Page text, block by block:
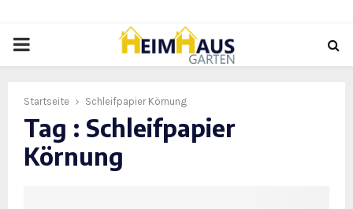
PRIMARY
Startseite Schleifpapier Körnung
Tag : Schleifpapier
Körnung